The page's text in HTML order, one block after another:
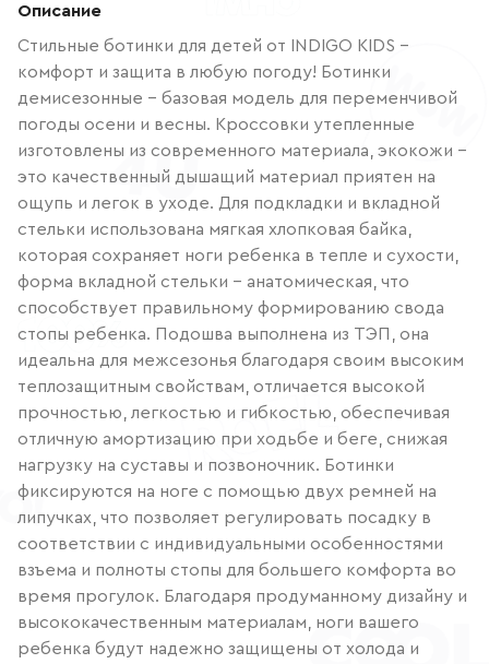
Описание
Стильные ботинки для детей от INDIGO KIDS -
комфорт и защита в любую погоду! Ботинки
демисезонные - базовая модель для переменчивой
погоды осени и весны. Кроссовки утепленные
изготовлены из современного материала, экокожи -
это качественный дышащий материал приятен на
ощупь и легок в уходе. Для подкладки и вкладной
стельки использована мягкая хлопковая байка,
которая сохраняет ноги ребенка в тепле и сухости,
форма вкладной стельки – анатомическая, что
способствует правильному формированию свода
стопы ребенка. Подошва выполнена из ТЭП, она
идеальна для межсезонья благодаря своим высоким
теплозащитным свойствам, отличается высокой
прочностью, легкостью и гибкостью, обеспечивая
отличную амортизацию при ходьбе и беге, снижая
нагрузку на суставы и позвоночник. Ботинки
фиксируются на ноге с помощью двух ремней на
липучках, что позволяет регулировать посадку в
соответствии с индивидуальными особенностями
взъема и полноты стопы для большего комфорта во
время прогулок. Благодаря продуманному дизайну и
высококачественным материалам, ноги вашего
ребенка будут надежно защищены от холода и